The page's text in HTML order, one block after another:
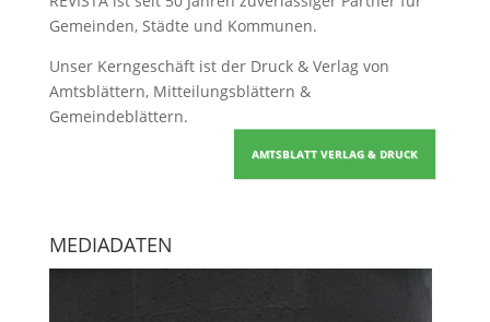
Gemeinden, Städte und Kommunen.
Unser Kerngeschäft ist der Druck & Verlag von
Amtsblättern, Mitteilungsblättern &
Gemeindeblättern.
AMTSBLATT VERLAG & DRUCK
MEDIADATEN